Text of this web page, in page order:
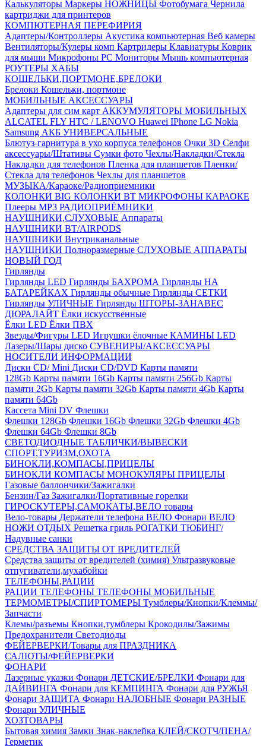
Калькуляторы Маркеры НОЖНИЦЫ Фотобумага Чернила
картриджи для принтеров
КОМПЮТЕРНАЯ ПЕРЕФИРИЯ
Адаптеры/Контроллеры Акустика компьютерная Веб камеры
Вентиляторы/Кулеры комп Картридеры Клавиатуры Коврик
для мыши Микрофоны PC Мониторы Мышь компьютерная
РОУТЕРЫ ХАБЫ
КОШЕЛЬКИ,ПОРТМОНЕ,БРЕЛОКИ
Брелоки Кошельки, портмоне
МОБИЛЬНЫЕ АКСЕССУАРЫ
Адаптеры для сим карт АККУМУЛЯТОРЫ МОБИЛЬНЫХ
ALCATEL FLY HTC / LENOVO Huawei IPhone LG Nokia
Samsung АКБ УНИВЕРСАЛЬНЫЕ
Блютуз-гарнитура в ухо корпуса телефонов Очки 3D Селфи
аксессуары/Штативы Сумки фото Чехлы/Накладки/Стекла
Накладки для телефонов Пленка для планшетов Пленки/
Стекла для телефонов Чехлы для планшетов
МУЗЫКА/Караоке/Радиоприемники
КОЛОНКИ BIG КОЛОНКИ BT МИКРОФОНЫ КАРАОКЕ
Плееры MP3 РАДИОПРИЁМНИКИ
НАУШНИКИ,СЛУХОВЫЕ Аппараты
НАУШНИКИ BT/AIRPODS
НАУШНИКИ Внутриканальные
НАУШНИКИ Полноразмерные СЛУХОВЫЕ АППАРАТЫ
НОВЫЙ ГОД
Гирлянды
Гирлянды LED Гирлянды БАХРОМА Гирлянды НА
БАТАРЕЙКАХ Гирлянды обычные Гирлянды СЕТКИ
Гирлянды УЛИЧНЫЕ Гирлянды ШТОРЫ-ЗАНАВЕС
ДЮРАЛАЙТ Ёлки искусственные
Ёлки LED Ёлки ПВХ
Звезды/Фигуры LED Игрушки ёлочные КАМИНЫ LED
Лазеры/Шары диско СУВЕНИРЫ/АКСЕССУАРЫ
НОСИТЕЛИ ИНФОРМАЦИИ
Диски CD/ Mini Диски CD/DVD Карты памяти
128Gb Карты памяти 16Gb Карты памяти 256Gb Карты
памяти 2Gb Карты памяти 32Gb Карты памяти 4Gb Карты
памяти 64Gb
Кассета Mini DV Флешки
Флешки 128Gb Флешки 16Gb Флешки 32Gb Флешки 4Gb
Флешки 64Gb Флешки 8Gb
СВЕТОДИОДНЫЕ ТАБЛИЧКИ/ВЫВЕСКИ
СПОРТ,ТУРИЗМ,ОХОТА
БИНОКЛИ,КОМПАСЫ,ПРИЦЕЛЫ
БИНОКЛИ КОМПАСЫ МОНОКУЛЯРЫ ПРИЦЕЛЫ
Газовые баллончики/Зажигалки
Бензин/Газ Зажигалки/Портативные горелки
ГИРОСКУТЕРЫ,САМОКАТЫ,ВЕЛО товары
Вело-товары Держатели телефона ВЕЛО Фонари ВЕЛО
НОЖИ ОТДЫХ Решетка гриль РОГАТКИ ТЮБИНГ/
Надувные санки
СРЕДСТВА ЗАЩИТЫ ОТ ВРЕДИТЕЛЕЙ
Средства защиты от вредителей (химия) Ультразвуковые
отпугиватели,мухабойки
ТЕЛЕФОНЫ,РАЦИИ
РАЦИИ ТЕЛЕФОНЫ ТЕЛЕФОНЫ МОБИЛЬНЫЕ
ТЕРМОМЕТРЫ/СПИРТОМЕРЫ Тумблеры/Кнопки/Клеммы/
Запчасти
Клемы/разъемы Кнопки,тумблеры Крокодилы/Зажимы
Предохранители Светодиоды
ФЕЙЕРВЕРКИ/Товары для ПРАЗДНИКА
САЛЮТЫ/ФЕЙЕРВЕРКИ
ФОНАРИ
Лазерные указки Фонари ДЕТСКИЕ/БРЕЛКИ Фонари для
ДАЙВИНГА Фонари для КЕМПИНГА Фонари для РУЖЬЯ
Фонари ЗАЩИТА Фонари НАЛОБНЫЕ Фонари РАЗНЫЕ
Фонари УЛИЧНЫЕ
ХОЗТОВАРЫ
Бытовая химия Замки Знак-наклейка КЛЕЙ/СКОТЧ/ПЕНА/
Герметик